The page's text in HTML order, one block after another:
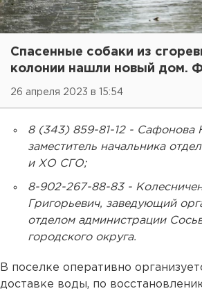
Спасенные собаки из
колонии нашли новый дом.
26 апреля 2023 в 15:54
8 (343) 859-81-12 - Сафонова
заместитель начальника
и ХО СГО;
8-902-267-88-83 -
Григорьевич, заведующий
отделом администрации
городского округа.
В поселке оперативно
доставке воды, по